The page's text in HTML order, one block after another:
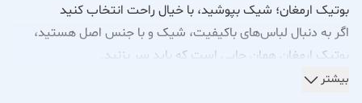
بوتیک ارمغان؛ شیک بپوشید، با خیال راحت انتخاب کنید
اگر به دنبال لباس‌های باکیفیت، شیک و با جنس اصل هستید،
بوتیک ارمغان همان جایی است که باید سر بزنید.
ما مجموعه‌ای از محصولات خوش‌دوخت و خوش‌استایل را فراهم
بیشتر